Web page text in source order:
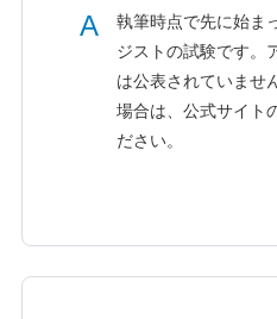
A
執筆時点で先に始ま
ジストの試験です。
は公表されていませ
場合は、公式サイト
ださい。